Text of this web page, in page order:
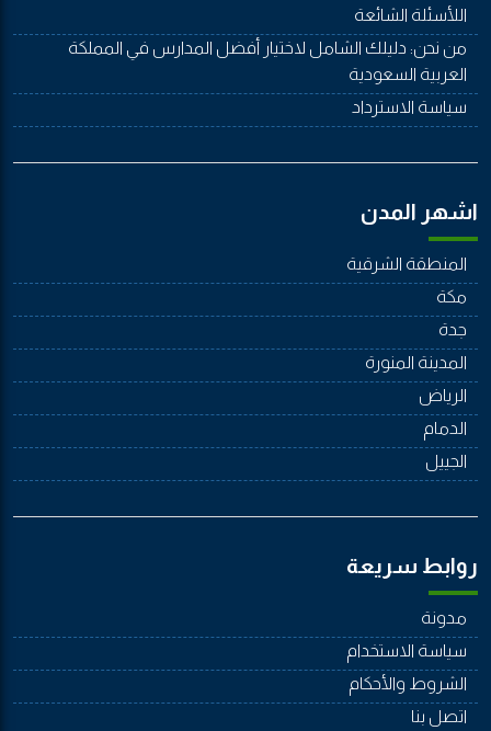
اللأسئلة الشائعة
من نحن: دليلك الشامل لاختيار أفضل المدارس في المملكة
العربية السعودية
سياسة الاسترداد
اشهر المدن
المنطقة الشرقية
مكة
جدة
المدينة المنورة
الرياض
الدمام
الجييل
روابط سريعة
مدونة
سياسة الاستخدام
الشروط والأحكام
اتصل بنا